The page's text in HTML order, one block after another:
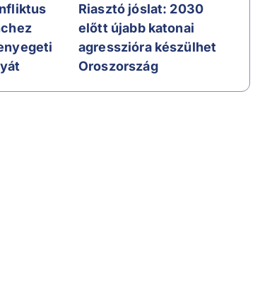
Riasztó jóslat: 2030
előtt újabb katonai
agresszióra készülhet
Oroszország